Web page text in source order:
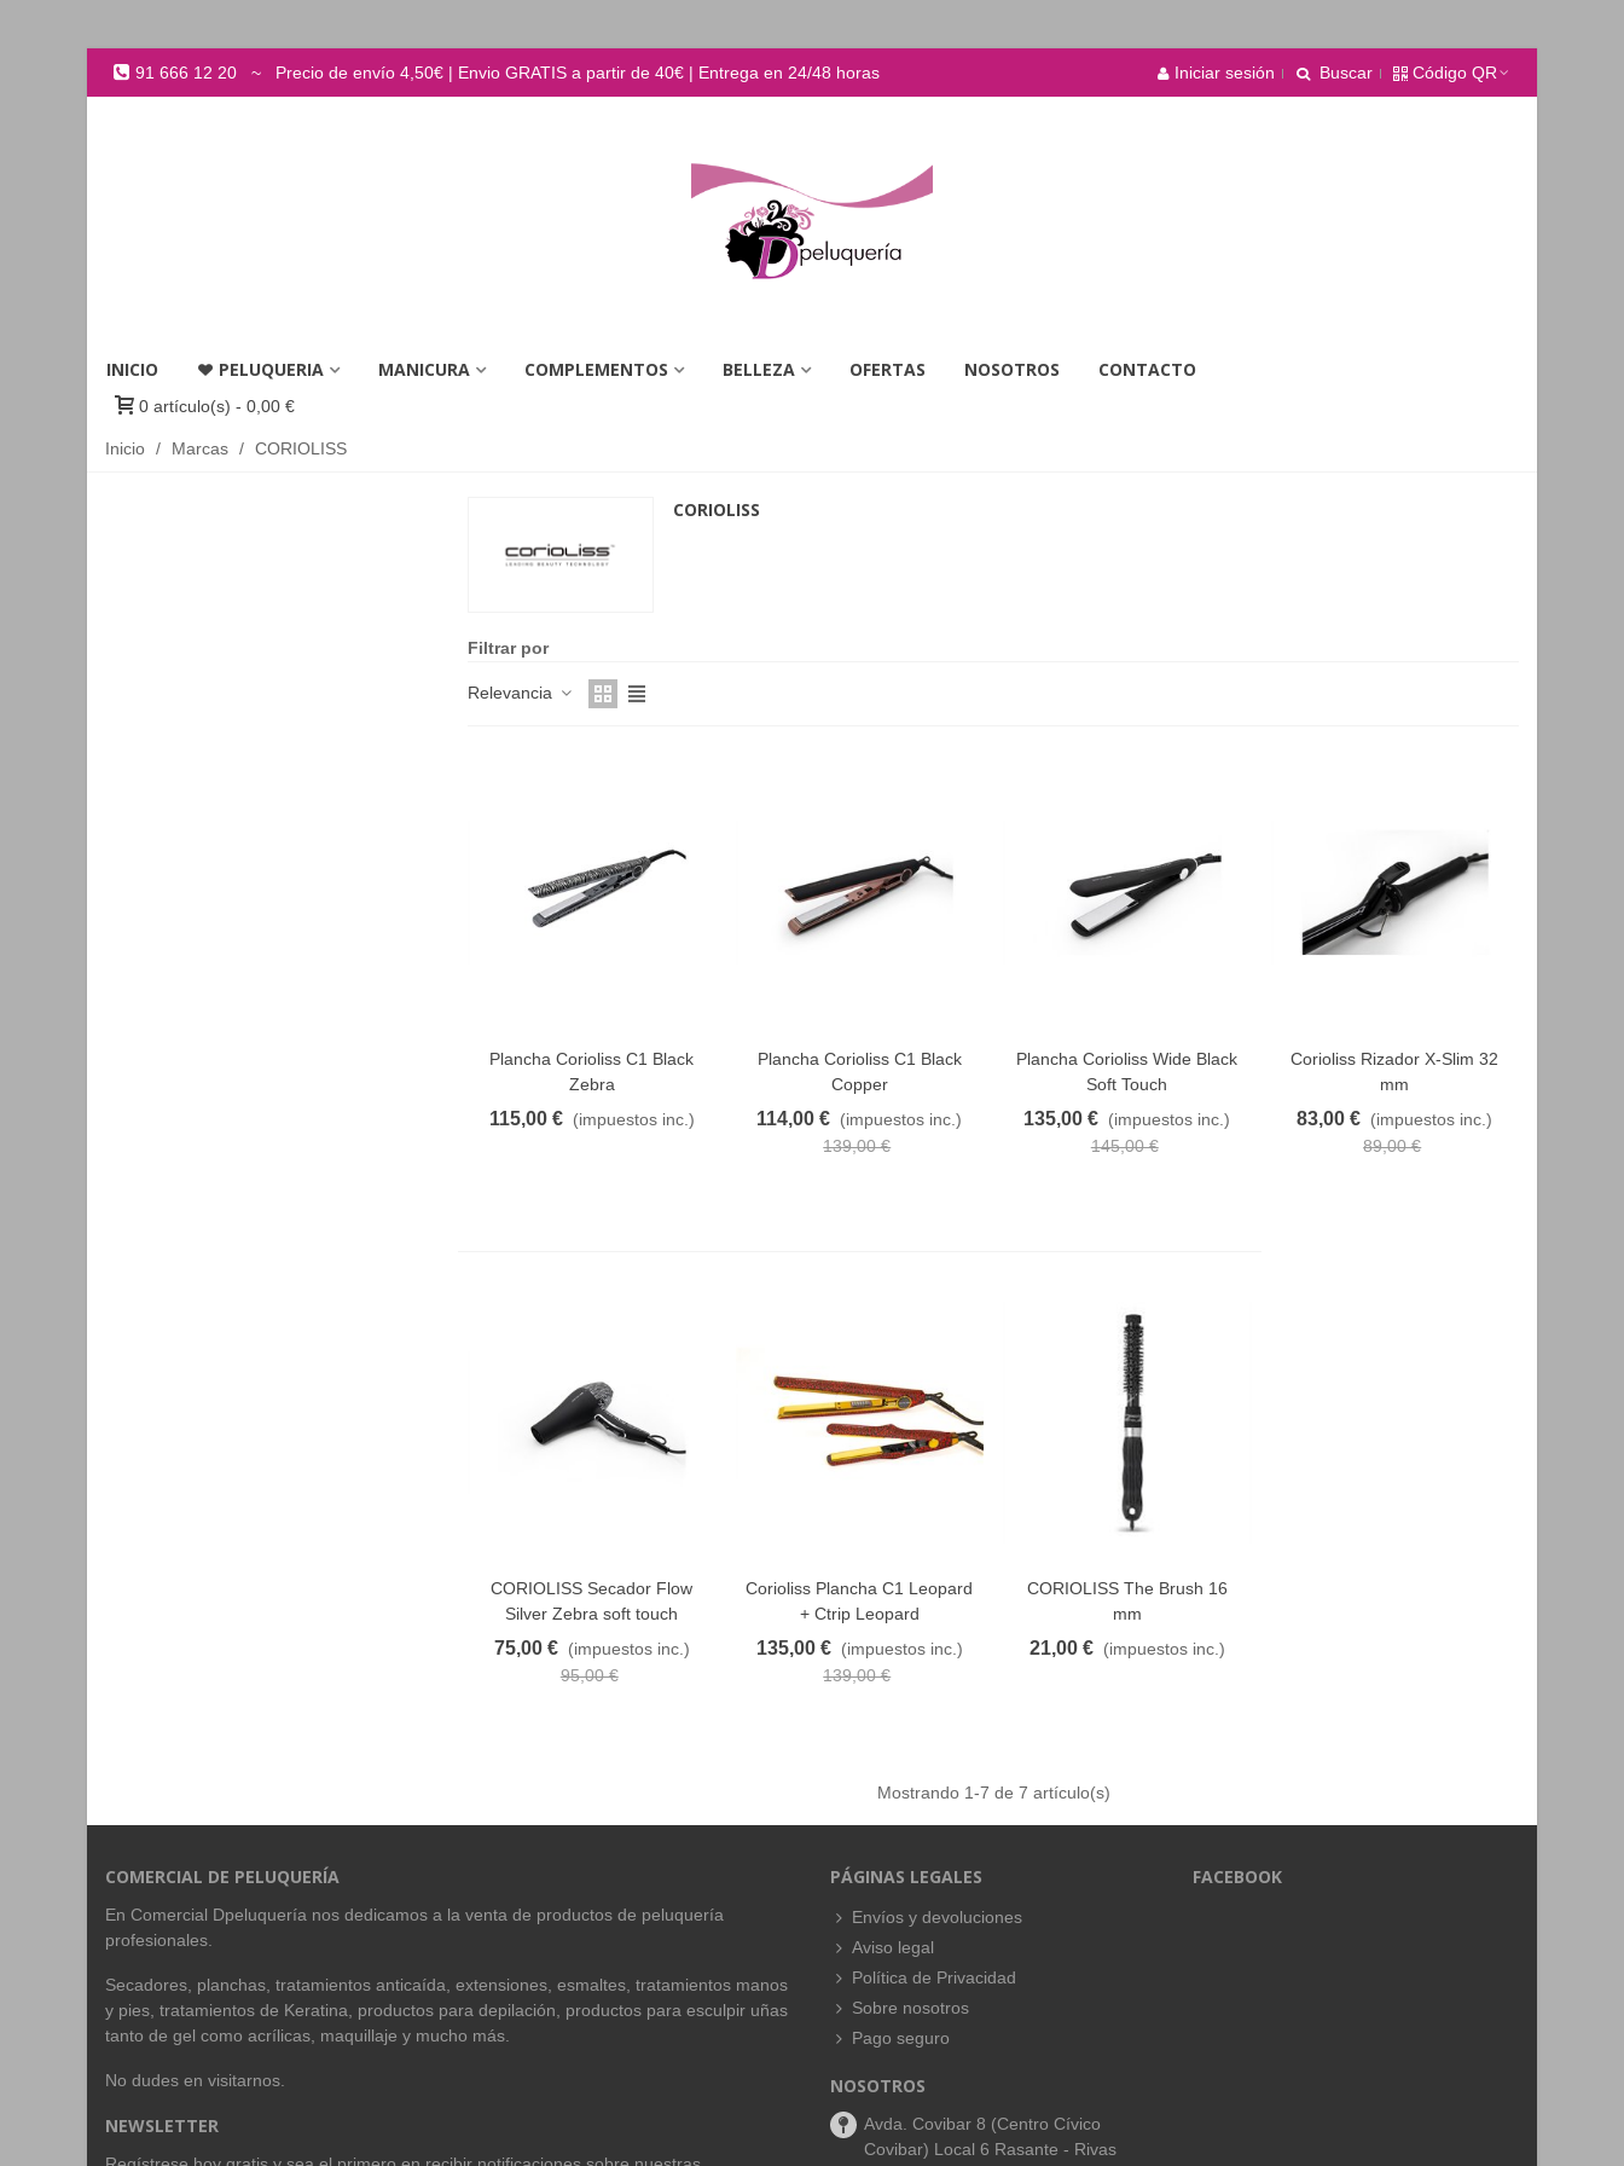
91 666 12 20 ~ Precio de envío 4,50€ | Envio GRATIS a partir de 40€ | Entrega en 24/48 horas Iniciar sesión Buscar Código QR
INICIO PELUQUERIA MANICURA COMPLEMENTOS BELLEZA OFERTAS NOSOTROS CONTACTO
0 artículo(s) - 0,00 €
Inicio / Marcas / CORIOLISS
CORIOLISS
Filtrar por
Relevancia
FAVORITO
Plancha Corioliss C1 Black
Zebra
115,00 € (impuestos inc.)
FAVORITO
Plancha Corioliss C1 Black
Copper
114,00 € (impuestos inc.)
139,00 €
FAVORITO
Plancha Corioliss Wide Black
Soft Touch
135,00 € (impuestos inc.)
145,00 €
FAVORITO
Corioliss Rizador X-Slim 32
mm
83,00 € (impuestos inc.)
89,00 €
FAVORITO
CORIOLISS Secador Flow
Silver Zebra soft touch
75,00 € (impuestos inc.)
95,00 €
FAVORITO
Corioliss Plancha C1 Leopard
+ Ctrip Leopard
135,00 € (impuestos inc.)
139,00 €
FAVORITO
CORIOLISS The Brush 16
mm
21,00 € (impuestos inc.)
Mostrando 1-7 de 7 artículo(s)
COMERCIAL DE PELUQUERÍA
En Comercial Dpeluquería nos dedicamos a la venta de productos de peluquería
profesionales.
Secadores, planchas, tratamientos anticaída, extensiones, esmaltes, tratamientos manos
y pies, tratamientos de Keratina, productos para depilación, productos para esculpir uñas
tanto de gel como acrílicas, maquillaje y mucho más.
No dudes en visitarnos.
NEWSLETTER
PÁGINAS LEGALES
Envíos y devoluciones
Aviso legal
Política de Privacidad
Sobre nosotros
Pago seguro
NOSOTROS
Avda. Covibar 8 (Centro Cívico
Covibar) Local 6 Rasante - Rivas
FACEBOOK